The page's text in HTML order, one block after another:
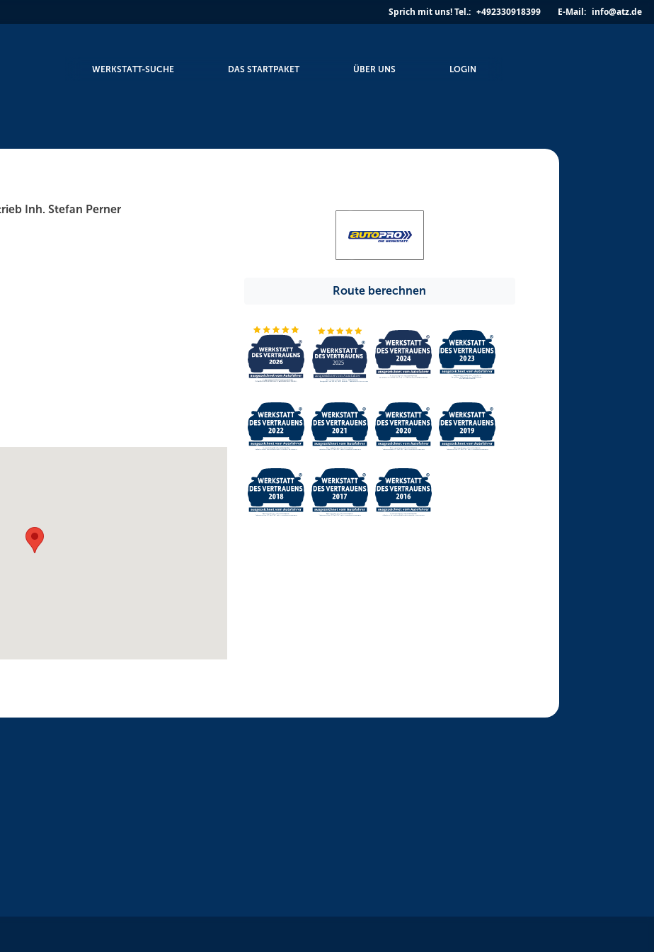
Sprich mit uns!Tel.: +492330918399 E-Mail: info@atz.de
WERKSTATT-SUCHE DAS STARTPAKET ÜBER UNS LOGIN
Inh. Stefan Perner
Route berechnen